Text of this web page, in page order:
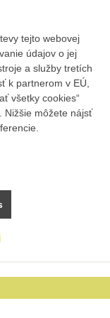
tejto webovej
údajov o jej
a služby tretích
k partnerom v EÚ,
všetky cookies“
Nižšie môžete nájsť